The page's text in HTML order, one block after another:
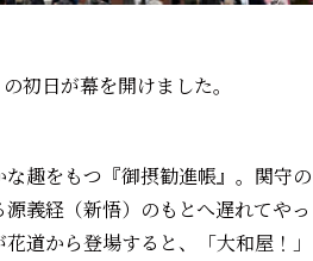
初日が幕を開けました。
趣をもつ『御摂勧進帳』。関守の
義経（新悟）のもとへ遅れてやっ
道から登場すると、「大和屋！」